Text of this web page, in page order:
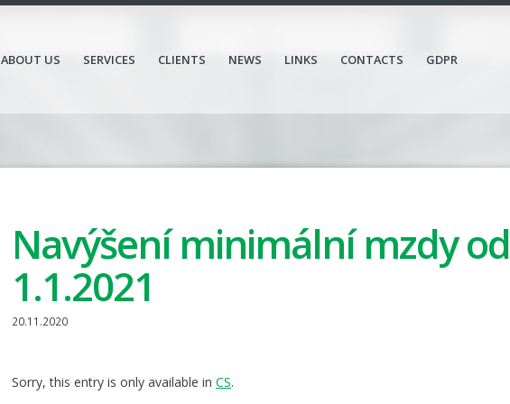
ABOUT US SERVICES CLIENTS NEWS LINKS CONTACTS GDPR
Navýšení minimální mzdy od
1.1.2021
20.11.2020
Sorry, this entry is only available in CS.